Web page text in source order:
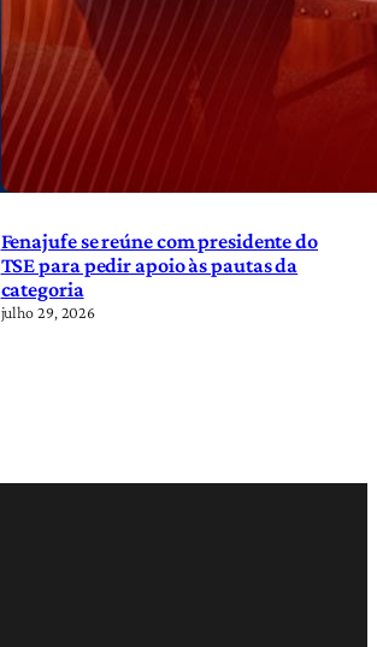
Fenajufe se reúne com presidente do
TSE para pedir apoio às pautas da
categoria
julho 29, 2026